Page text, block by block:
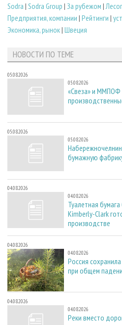
Sodra | Sodra Group | За рубежом |
Предприятия, компании | Рейтинги |
Экономика, рынок| Швеция
НОВОСТИ ПО ТЕМЕ
05.08.2026
05.08.2026
«Свеза» и
05.08.2026
05.08.2026
бумажную
04.08.2026
04.08.2026
Туалетная
Kimberly-Clark
производстве
04.08.2026
04.08.2026
Россия
при общем
04.08.2026
04.08.2026
Реки вместо